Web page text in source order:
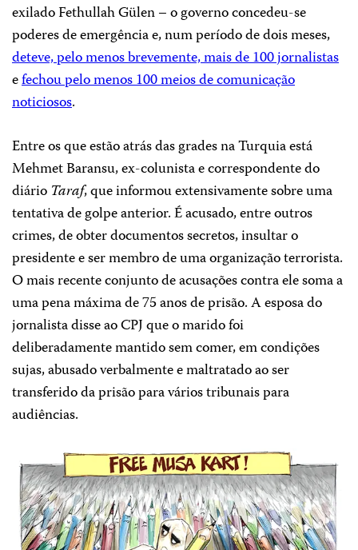
exilado Fethullah Gülen – o governo concedeu-se
poderes de emergência e, num período de dois meses,
deteve, pelo menos brevemente, mais de 100 jornalistas
efechou pelo menos 100 meios de comunicação
noticiosos.
Entre os que estão atrás das grades na Turquia está
Mehmet Baransu, ex-colunista e correspondente do
diário Taraf, que informou extensivamente sobre uma
tentativa de golpe anterior. É acusado, entre outros
crimes, de obter documentos secretos, insultar o
presidente e ser membro de uma organização terrorista.
O mais recente conjunto de acusações contra ele soma a
uma pena máxima de 75 anos de prisão. A esposa do
jornalista disse ao CPJ que o marido foi
deliberadamente mantido sem comer, em condições
sujas, abusado verbalmente e maltratado ao ser
transferido da prisão para vários tribunais para
audiências.